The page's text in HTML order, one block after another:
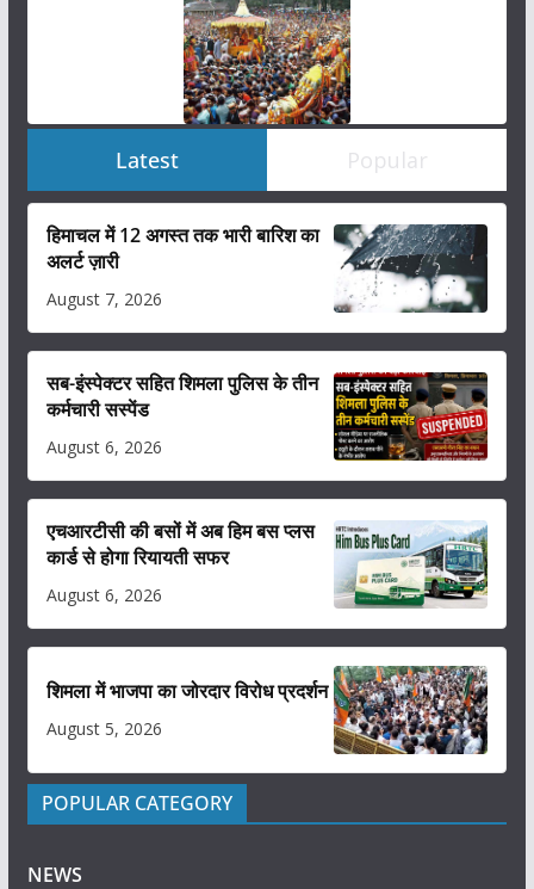
Latest Popular
हिमाचल में 12 अगस्त तक भारी बारिश का
अलर्ट ज़ारी
August 7, 2026
सब-इंस्पेक्टर सहित शिमला पुलिस के तीन
कर्मचारी सस्पेंड
August 6, 2026
एचआरटीसी की बसों में अब हिम बस प्लस
कार्ड से होगा रियायती सफर
August 6, 2026
शिमला में भाजपा का जोरदार विरोध प्रदर्शन
August 5, 2026
POPULAR CATEGORY
NEWS